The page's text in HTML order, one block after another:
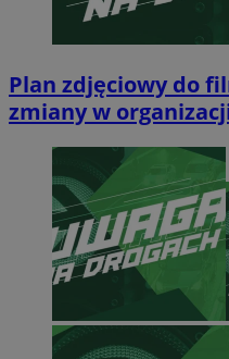
Plan zdjęciowy do
zmiany w